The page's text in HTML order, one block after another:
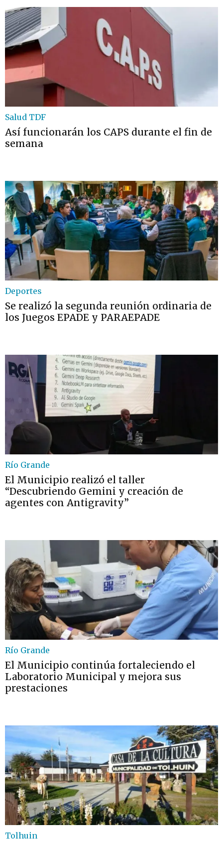
Salud TDF
Así funcionarán los CAPS durante el fin de
semana
Deportes
Se realizó la segunda reunión ordinaria de
los Juegos EPADE y PARAEPADE
Río Grande
El Municipio realizó el taller
“Descubriendo Gemini y creación de
agentes con Antigravity”
Río Grande
El Municipio continúa fortaleciendo el
Laboratorio Municipal y mejora sus
prestaciones
Tolhuin